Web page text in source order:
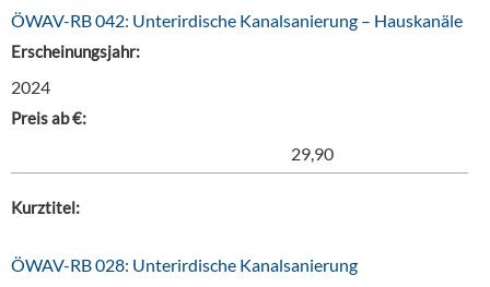
ÖWAV-RB 042: Unterirdische Kanalsanierung – Hauskanäle
Erscheinungsjahr:
2024
Preis ab €:
29,90
Kurztitel:
ÖWAV-RB 028: Unterirdische Kanalsanierung